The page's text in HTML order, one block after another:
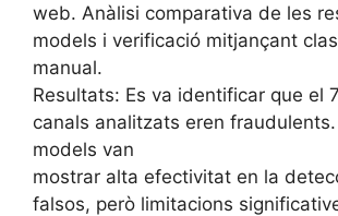
web. Anàlisi comparativa de les
models i verificació mitjançant
manual.
Resultats: Es va identificar que el
canals analitzats eren
models van
mostrar alta efectivitat en la
falsos, però limitacions